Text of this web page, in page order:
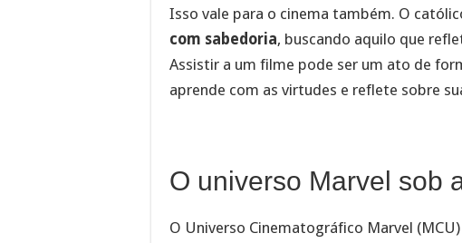
Isso vale para o cinema também. O
com sabedoria, buscando aquilo que
Assistir a um filme pode ser um ato de
aprende com as virtudes e reflete sobre
O universo Marvel sob
O Universo Cinematográfico Marvel